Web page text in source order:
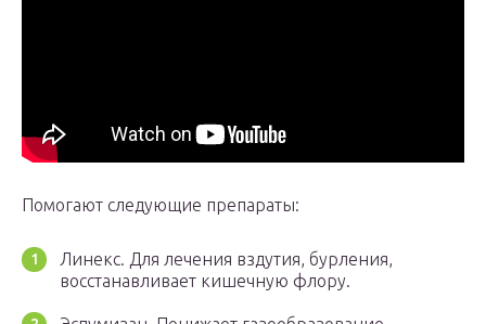
Помогают следующие препараты:
Линекс. Для лечения вздутия, бурления,
восстанавливает кишечную флору.